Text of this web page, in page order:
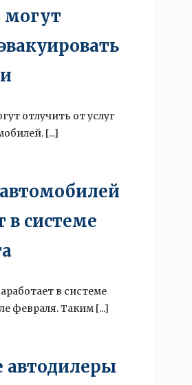
могут
отлучить от услуг
[...]
в системе
в системе
февраля. Таким [...]
автодилеры